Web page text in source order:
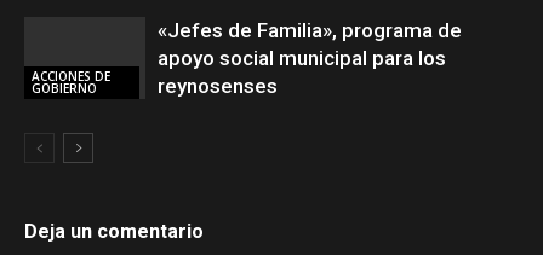
ACCIONES DE
GOBIERNO
«Jefes de Familia», programa de
apoyo social municipal para los
reynosenses
Deja un comentario